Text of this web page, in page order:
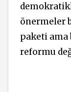
önermeler
paketi ama
reformu